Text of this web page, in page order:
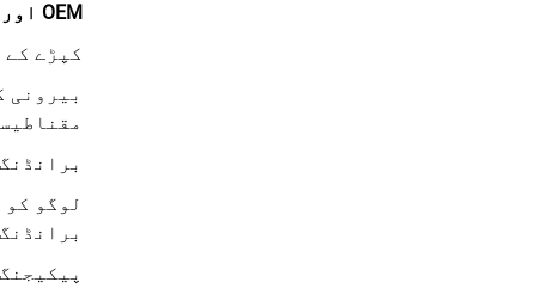
OEM اور ODM حل
کپڑے کے
بیرونی
لوگو